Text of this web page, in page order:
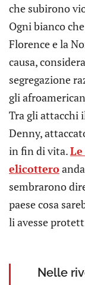
che subirono
Ogni bianco
Florence e la
causa,
segregazione
gli
Tra gli attacchi
Denny,
in fin di vita.
elicottero
sembrarono
paese cosa
li avesse
Nelle